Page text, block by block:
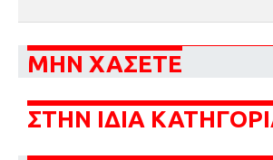
ΜΗΝ ΧΑΣΕΤΕ
ΣΤΗΝ ΙΔΙΑ